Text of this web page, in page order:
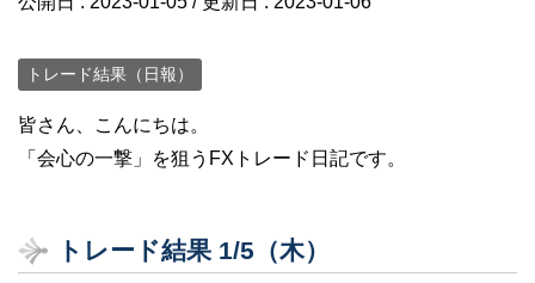
トレード結果（日報）
皆さん、こんにちは。
「会心の一撃」を狙うFXトレード日記です。
トレード結果 1/5（木）